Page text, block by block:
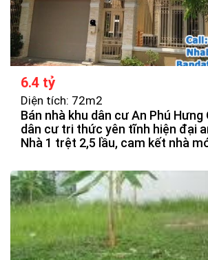
6.4 tỷ
Diện tích: 72m2
Bán nhà khu dân cư An Phú Hưng
dân cư tri thức yên tĩnh hiện đại
Nhà 1 trệt 2,5 lầu, cam kết nhà
chắn. Các phòng được bố trí hợp